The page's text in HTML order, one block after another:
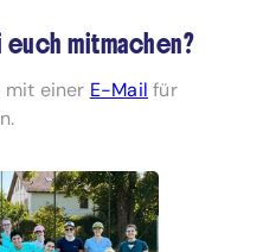
mitmachen?
mit einer E-Mail für